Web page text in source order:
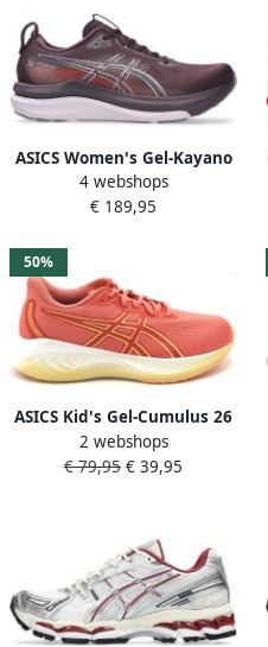
ASICS Women's Gel-Kayano
33 Hardloopschoenen dark
aubergine dahlia
4 webshops
€ 189,95
50%
ASICS Kid's Gel-Cumulus 26
GS Hardloopschoenen rood
2 webshops
€ 79,95 € 39,95